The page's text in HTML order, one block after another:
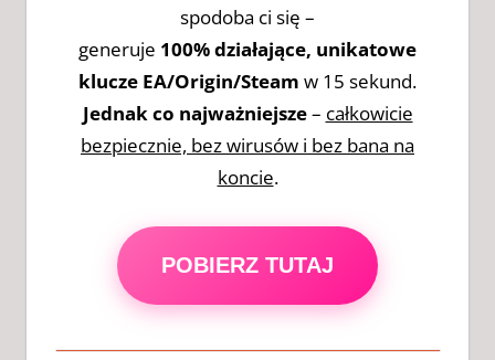
spodoba ci się –
generuje 100% działające, unikatowe
klucze EA/Origin/Steam w 15 sekund.
Jednak co najważniejsze– całkowicie
bezpiecznie, bez wirusów i bez bana na
koncie.
POBIERZ TUTAJ